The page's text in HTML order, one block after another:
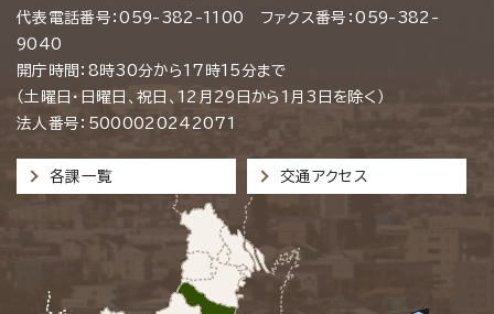
代表電話番号：059-382-1100 ファクス番号：059-382-
9040
開庁時間：8時30分から17時15分まで
（土曜日・日曜日、祝日、12月29日から1月3日を除く）
法人番号：5000020242071
各課一覧 交通アクセス